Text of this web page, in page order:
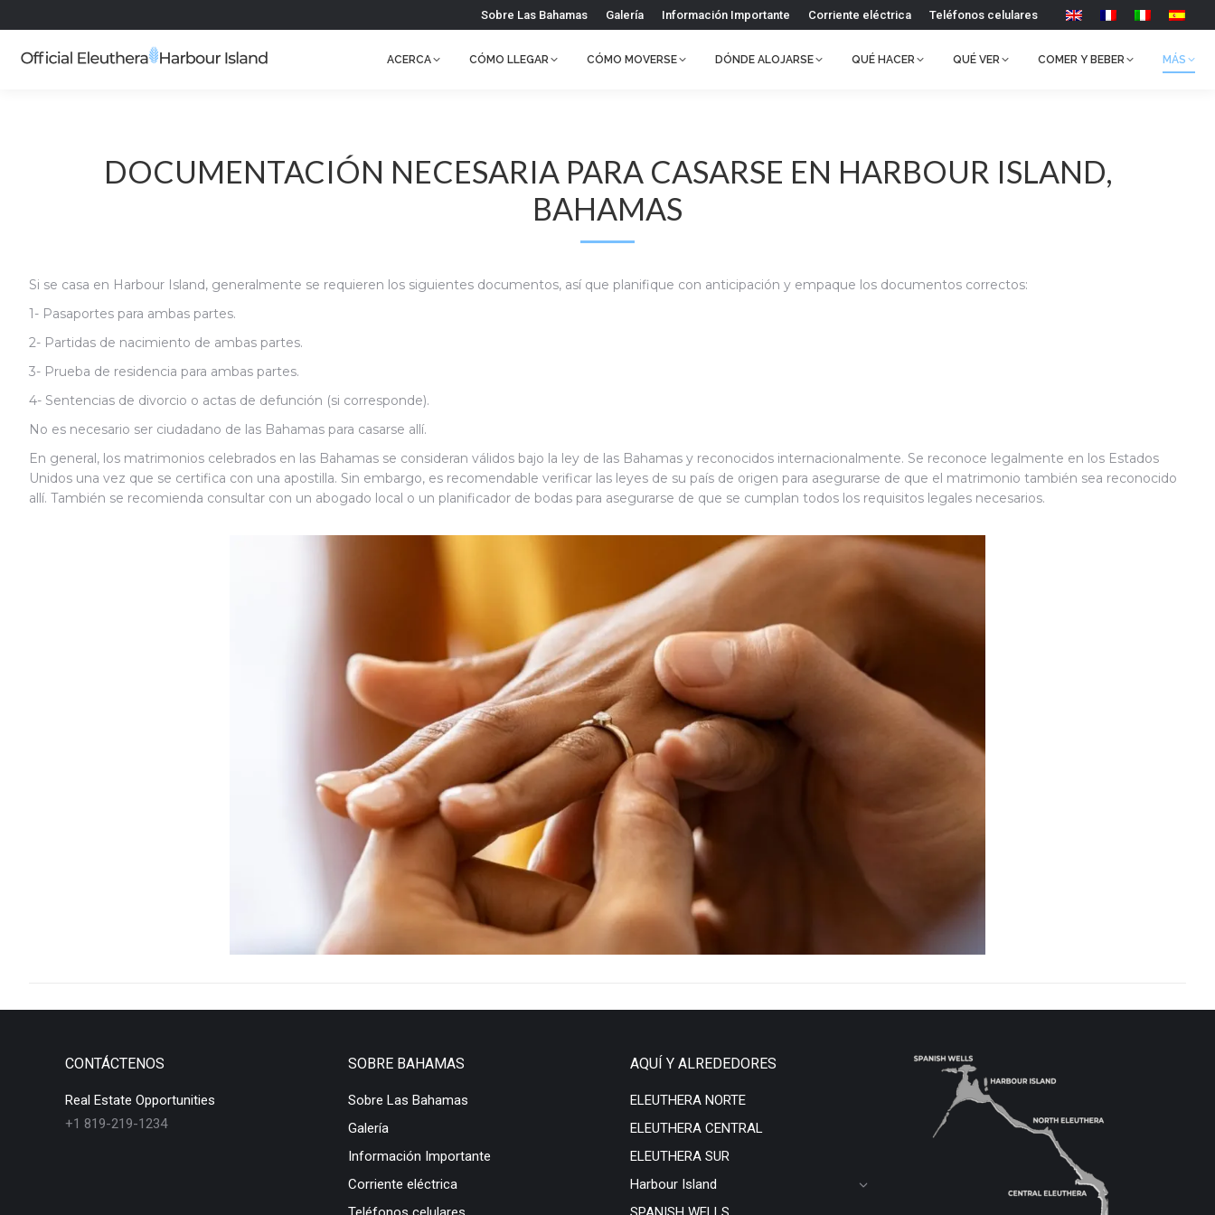
Sobre Las Bahamas Galería Información Importante Corriente eléctrica Teléfonos celulares
ACERCA CÓMO LLEGAR CÓMO MOVERSE DÓNDE ALOJARSE QUÉ HACER QUÉ VER COMER Y BEBER MÁS
DOCUMENTACIÓN NECESARIA PARA CASARSE EN HARBOUR ISLAND,
BAHAMAS
Si se casa en Harbour Island, generalmente se requieren los siguientes documentos, así que planifique con anticipación y empaque los documentos correctos:
1- Pasaportes para ambas partes.
2- Partidas de nacimiento de ambas partes.
3- Prueba de residencia para ambas partes.
4- Sentencias de divorcio o actas de defunción (si corresponde).
No es necesario ser ciudadano de las Bahamas para casarse allí.
En general, los matrimonios celebrados en las Bahamas se consideran válidos bajo la ley de las Bahamas y reconocidos internacionalmente. Se reconoce legalmente en los Estados
Unidos una vez que se certifica con una apostilla. Sin embargo, es recomendable verificar las leyes de su país de origen para asegurarse de que el matrimonio también sea reconocido
allí. También se recomienda consultar con un abogado local o un planificador de bodas para asegurarse de que se cumplan todos los requisitos legales necesarios.
CONTÁCTENOS
Real Estate Opportunities
+1 819-219-1234
SOBRE BAHAMAS
Sobre Las Bahamas
Galería
Información Importante
Corriente eléctrica
AQUÍ Y ALREDEDORES
ELEUTHERA NORTE
ELEUTHERA CENTRAL
ELEUTHERA SUR
Harbour Island